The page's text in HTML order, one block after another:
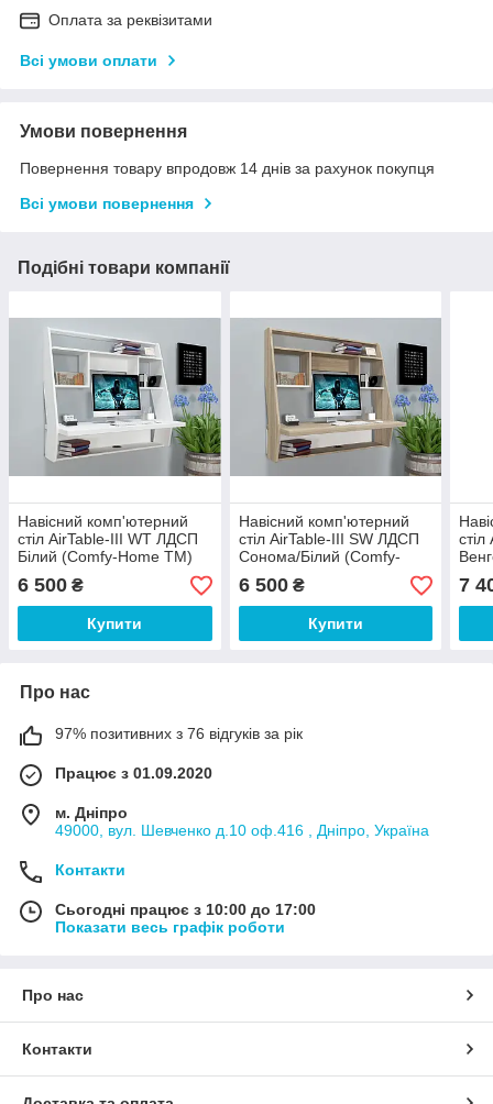
Оплата за реквізитами
Всі умови оплати
Умови повернення
Повернення товару впродовж 14 днів за рахунок покупця
Всі умови повернення
Подібні товари компанії
Навісний комп'ютерний
стіл AirTable-III WT ЛДСП
Білий (Comfy-Home ТМ)
6 500 ₴
Купити
Навісний комп'ютерний
стіл AirTable-III SW ЛДСП
Сонома/Білий (Comfy-
Home ТМ)
6 500₴
Купити
ТМ)
7
Про нас
97% позитивних з 76 відгуків за рік
Працює з 01.09.2020
м. Дніпро
49000, вул. Шевченко д.10 оф.416 , Дніпро, Україна
Контакти
Сьогодні працює з 10:00 до 17:00
Показати весь графік роботи
Про нас
Контакти